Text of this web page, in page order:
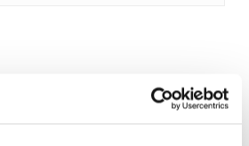
PEUVENT VOUS